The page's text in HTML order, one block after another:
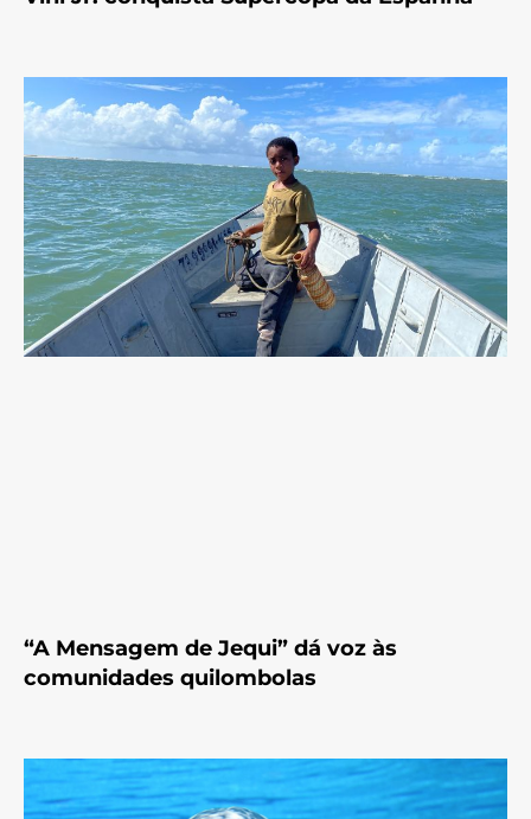
“A Mensagem de Jequi” dá voz às
comunidades quilombolas